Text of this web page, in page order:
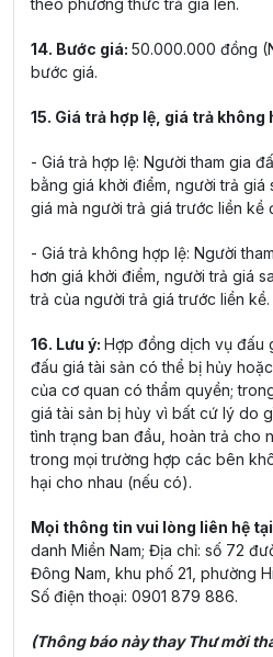
theo phương thức trả giá lên.
14. Bước giá: 50.000.000 đồng
bước giá.
15. Giá trả hợp lệ, giá trả không
- Giá trả hợp lệ: Người tham gia
bằng giá khởi điểm, người trả giá
giá mà người trả giá trước liền kề
- Giá trả không hợp lệ: Người
hơn giá khởi điểm, người trả giá
trả của người trả giá trước liền kề.
16. Lưu ý: Hợp đồng dịch vụ đấu
đấu giá tài sản có thể bị hủy
của cơ quan có thẩm quyền;
giá tài sản bị hủy vì bất cứ lý do
tình trạng ban đầu, hoàn trả cho
trong mọi trường hợp các bên
hại cho nhau (nếu có).
Mọi thông tin vui lòng liên hệ
danh Miền Nam; Địa chỉ: số 72
Đông Nam, khu phố 21, phường
Số điện thoại: 0901 879 886.
(Thông báo này thay Thư mời